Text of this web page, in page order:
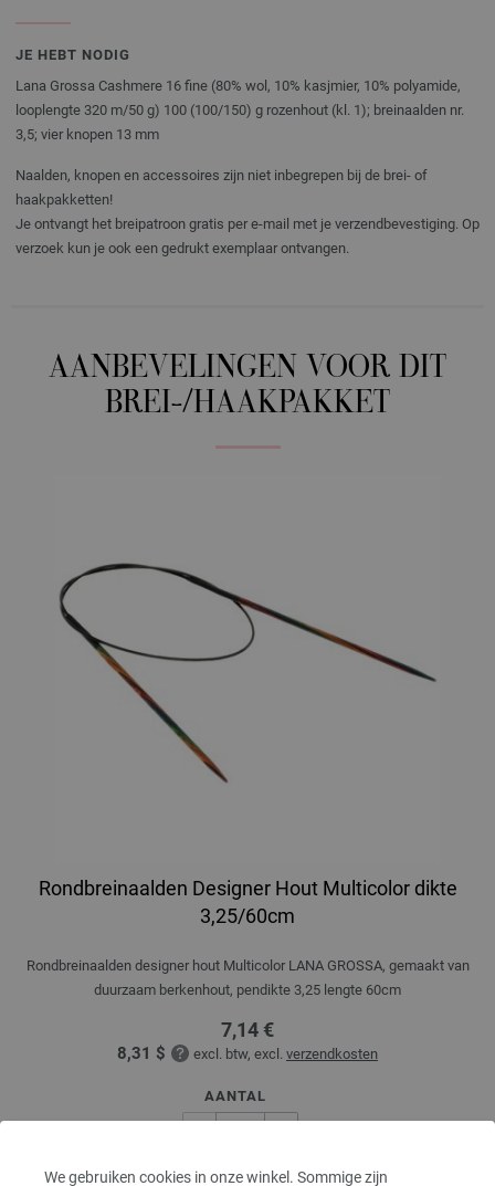
We gebruiken cookies in onze winkel. Sommige zijn
JE HEBT NODIG
Lana Grossa Cashmere 16 fine (80% wol, 10% kasjmier, 10% polyamide,
looplengte 320 m/50 g) 100 (100/150) g rozenhout (kl. 1); breinaalden nr.
3,5; vier knopen 13 mm
Naalden, knopen en accessoires zijn niet inbegrepen bij de brei- of
haakpakketten!
Je ontvangt het breipatroon gratis per e-mail met je verzendbevestiging. Op
verzoek kun je ook een gedrukt exemplaar ontvangen.
AANBEVELINGEN VOOR DIT
BREI-/HAAKPAKKET
Rondbreinaalden Designer Hout Multicolor dikte
3,25/60cm
Rondbreinaalden designer hout Multicolor LANA GROSSA, gemaakt van
duurzaam berkenhout, pendikte 3,25 lengte 60cm
7,14 €
8,31 $ excl. btw, excl. verzendkosten
AANTAL